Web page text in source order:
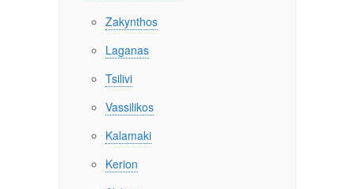
Zakynthos
Laganas
Tsilivi
Vassilikos
Kalamaki
Kerion